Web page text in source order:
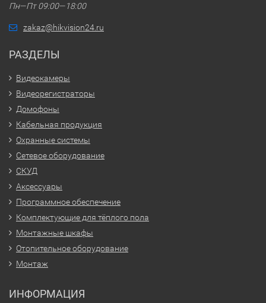
Пн—Пт 09:00—18:00
zakaz@hikvision24.ru
РАЗДЕЛЫ
Видеокамеры
Видеорегистраторы
Домофоны
Кабельная продукция
Охранные системы
Сетевое оборудование
СКУД
Аксессуары
Программное обеспечение
Комплектующие для тёплого пола
Монтажные шкафы
Отопительное оборудование
Монтаж
ИНФОРМАЦИЯ